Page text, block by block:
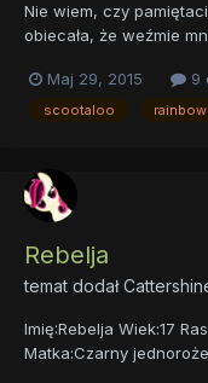
Nie wiem, czy
obiecała, że weźmie
mogłam uwierzyć, że
Co nie? Co nie? I... w
Maj 29, 2015 9
scootaloo
Rebelja
temat dodał
Imię:Rebelja Wiek:17
Matka:Czarny